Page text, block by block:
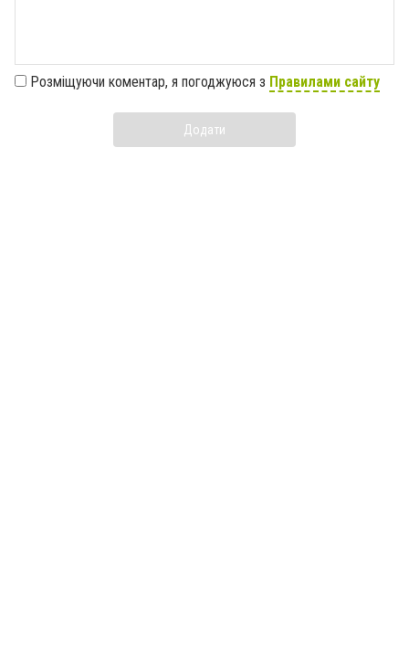
Розміщуючи коментар, я погоджуюся з Правилами сайту
Додати